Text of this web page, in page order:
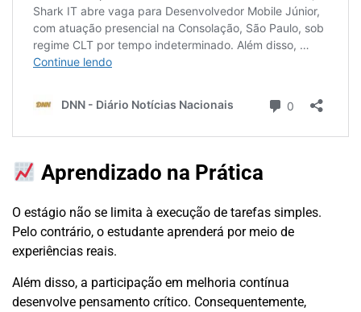
Aprendizado na Prática
O estágio não se limita à execução de tarefas simples.
Pelo contrário, o estudante aprenderá por meio de
experiências reais.
Além disso, a participação em melhoria contínua
desenvolve pensamento crítico. Consequentemente,